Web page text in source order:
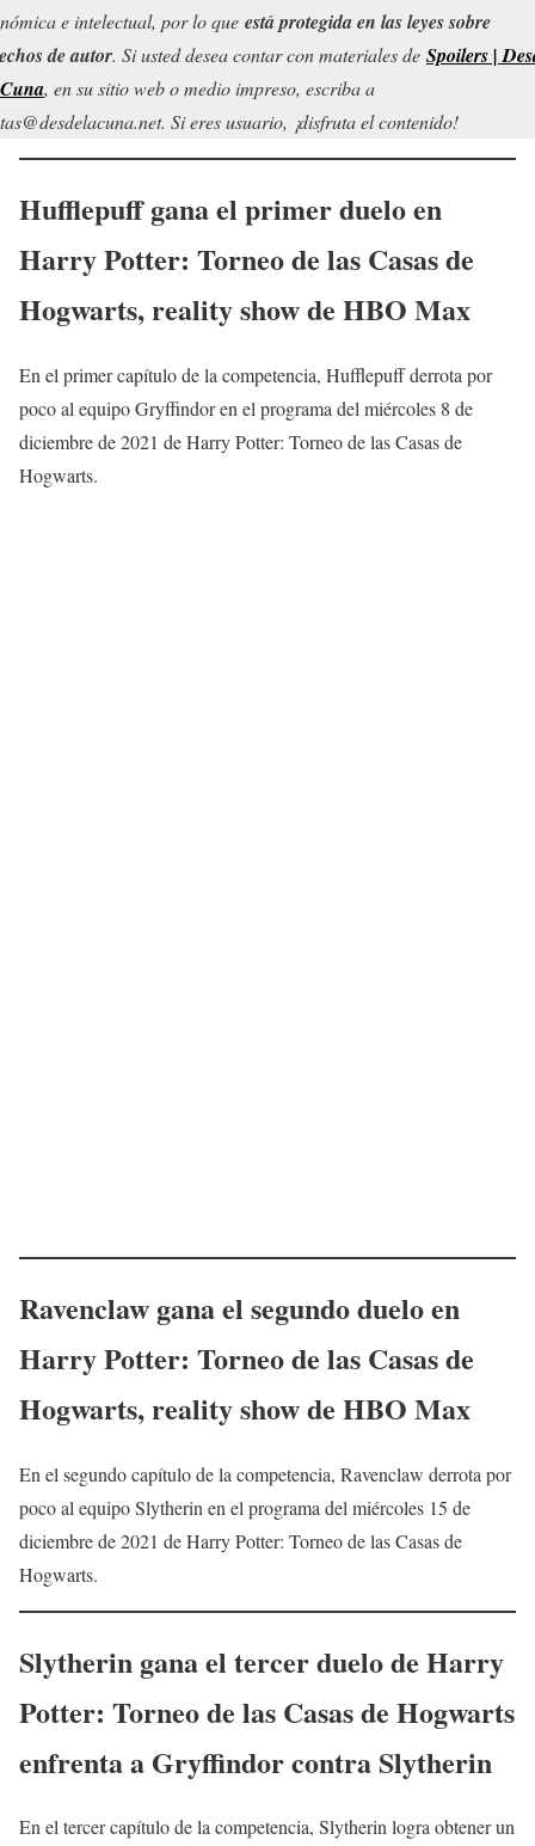
e intelectual, por lo que está protegida en las leyes sobre
de autor. Si usted desea contar con materiales de Spoilers |
, en su sitio web o medio impreso, escriba a
Si eres usuario, ¡disfruta el contenido!
Hufflepuff gana el primer duelo en
Harry Potter: Torneo de las Casas de
Hogwarts, reality show de HBO Max
En el primer capítulo de la competencia, Hufflepuff derrota por
poco al equipo Gryffindor en el programa del miércoles 8 de
diciembre de 2021 de Harry Potter: Torneo de las Casas de
Hogwarts.
Ravenclaw gana el segundo duelo en
Harry Potter: Torneo de las Casas de
Hogwarts, reality show de HBO Max
En el segundo capítulo de la competencia, Ravenclaw derrota por
poco al equipo Slytherin en el programa del miércoles 15 de
diciembre de 2021 de Harry Potter: Torneo de las Casas de
Hogwarts.
Slytherin gana el tercer duelo de Harry
Potter: Torneo de las Casas de Hogwarts
enfrenta a Gryffindor contra Slytherin
En el tercer capítulo de la competencia, Slytherin logra obtener un